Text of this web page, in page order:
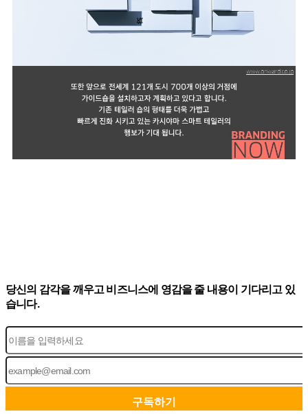
당신의 감각을 깨우고 비즈니스에 영감을 줄 내용이 기다리고 있
습니다.